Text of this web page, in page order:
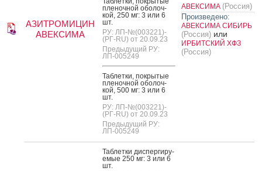
АЗИТРОМИЦИН
АВЕКСИМА
пле­ноч­ной обо­лоч­
кой, 250 мг: 3 или 6
шт.
РУ: ЛП-№(003221)-
(РГ-RU) от 20.09.23
Предыдущий РУ:
ЛП-005249
Таб­летки, пок­ры­тые
пле­ноч­ной обо­лоч­
кой, 500 мг: 3 или 6
шт.
РУ: ЛП-№(003221)-
(РГ-RU) от 20.09.23
Предыдущий РУ:
ЛП-005249
АВЕКСИМА (Россия)
Произведено:
АВЕКСИМА СИБИРЬ
(Россия) или
ИРБИТСКИЙ ХФЗ
(Россия)
Таб­летки дис­перги­ру­
емые 250 мг: 3 или 6
шт.